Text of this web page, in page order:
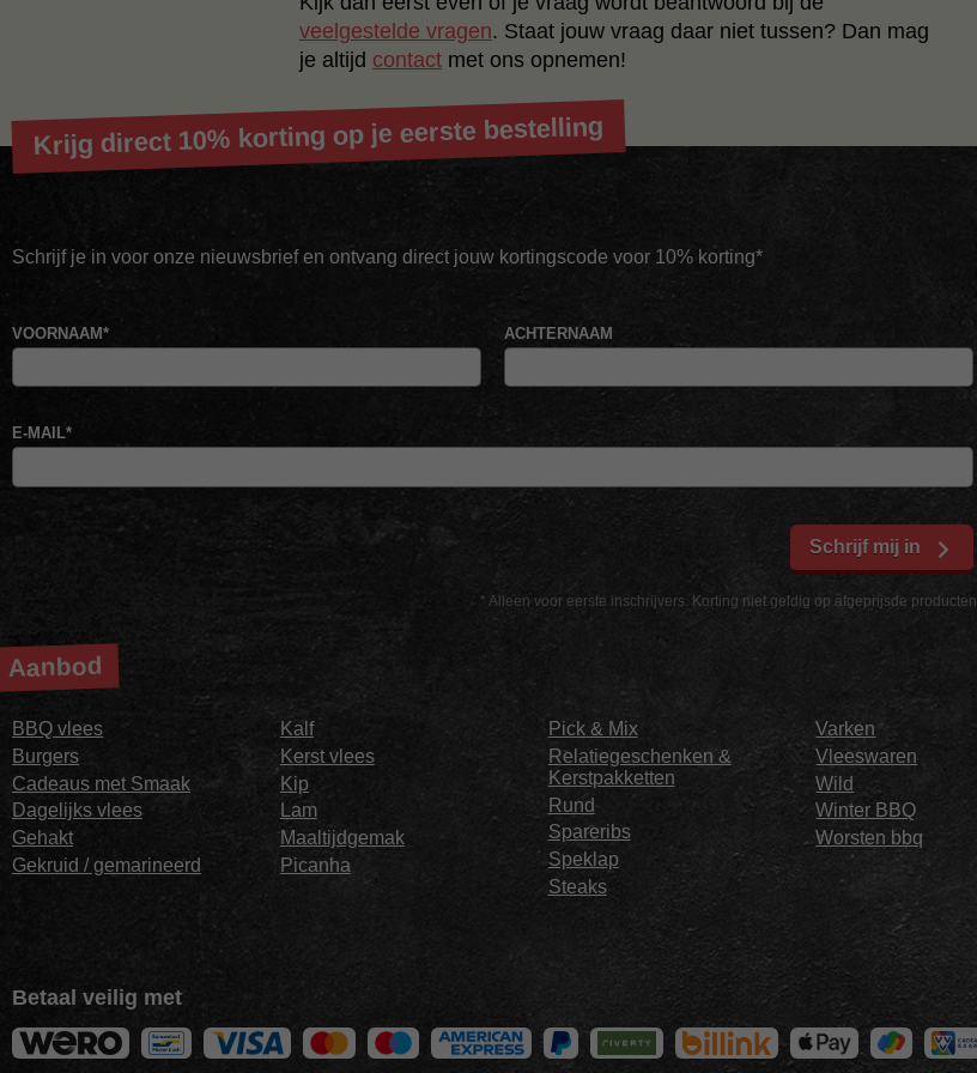
veelgestelde vragen. Staat jouw vraag daar niet tussen? Dan mag
je altijd contact met ons opnemen!
Krijg direct 10% korting op je eerste bestelling
Schrijf je in voor onze nieuwsbrief en ontvang direct jouw kortingscode voor 10% korting*
* Alleen voor eerste inschrijvers. Korting niet geldig op afgeprijsde producten
VOORNAAM* ACHTERNAAM
E-MAIL*
Schrijf mij in
Aanbod
BBQ vlees
Burgers
Cadeaus met Smaak
Dagelijks vlees
Gehakt
Gekruid / gemarineerd
Kalf
Kerst vlees
Kip
Lam
Maaltijdgemak
Picanha
Pick & Mix
Relatiegeschenken &
Kerstpakketten
Rund
Spareribs
Speklap
Steaks
Varken
Vleeswaren
Wild
Winter BBQ
Worsten bbq
Betaal veilig met